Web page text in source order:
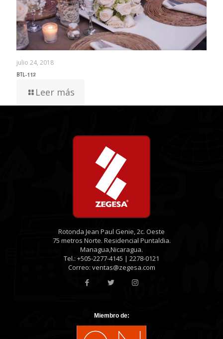
julio 24, 2018
BTL-112
Leer más
Rotonda Jean Paul Genie, 2c. Oeste
75 metros Norte. Residencial Puntaldia.
Managua,Nicaragua.
Tel.: +505-2277-4145 | 2278-0121
Correo: ventas@zegesa.com
Miembro de: